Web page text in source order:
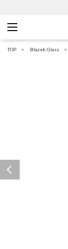
TOP Blazek Glass